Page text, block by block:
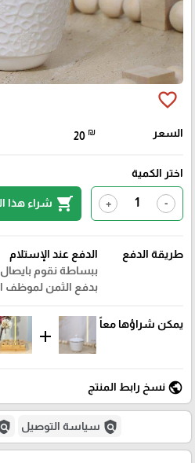
favorite_border
السعر 20 ₪
اختر الكمية
-
+
shopping_cart شراء هذا
طريقة الدفع
الدفع عند الإستلام
ببساطة نقوم بايصال
بدفع الثمن لموظف
يمكن شراؤها معاً
add
public نسخ رابط المنتج
policy سياسة التوصيل